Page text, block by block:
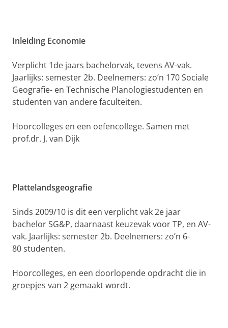
t
l
Inleiding Economie
Verplicht 1de jaars bachelorvak, tevens AV-vak.
Jaarlijks: semester 2b. Deelnemers: zo’n 170 Sociale
Geografie- en Technische Planologiestudenten en
studenten van andere faculteiten.
Hoorcolleges en een oefencollege. Samen met
prof.dr. J. van Dijk
Plattelandsgeografie
Sinds 2009/10 is dit een verplicht vak 2e jaar
bachelor SG&P, daarnaast keuzevak voor TP, en AV-
vak. Jaarlijks: semester 2b. Deelnemers: zo’n 6-
80 studenten.
Hoorcolleges, en een doorlopende opdracht die in
groepjes van 2 gemaakt wordt.